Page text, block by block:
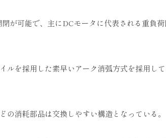
が可能で、主にDCモータに代表される重負
ルを採用した素早いアーク消弧方式を採用し
消耗部品は交換しやすい構造となっている。